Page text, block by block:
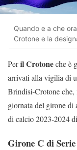
Quando e a che
Crotone e la
Peril Crotoneche è
arrivati alla vigilia di
Brindisi-Crotone che,
giornata del girone di
di calcio 2023-2024
Girone C di